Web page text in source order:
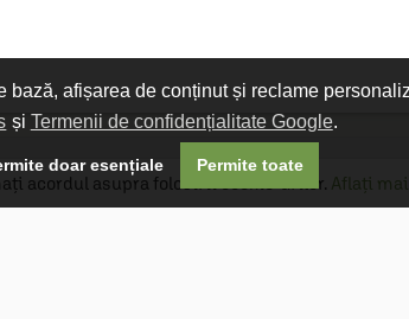
afișarea de conținut și reclame
și Termenii de confidențialitate Google.
doar esențiale Permite toate
gratuită
acordul asupra folosirii cookie-urilor. Aflați